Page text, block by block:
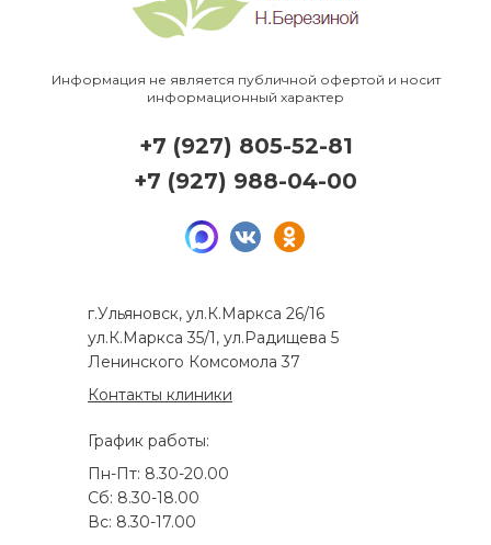
Информация не является публичной офертой и носит
информационный характер
г.Ульяновск, ул.К.Маркса 26/16
ул.К.Маркса 35/1, ул.Радищева 5
Ленинского Комсомола 37
Контакты клиники
График работы:
Пн-Пт: 8.30-20.00
Сб: 8.30-18.00
Вс: 8.30-17.00
+7 (927) 805-52-81
+7 (927) 988-04-00